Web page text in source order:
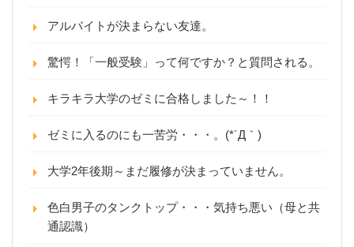
アルバイトが決まらない友達。
驚愕！「一般受験」って何ですか？と質問される。
キラキラ大学のゼミに合格しました～！！
ゼミに入るのにも一苦労・・・。(*´Д｀)
大学2年後期～まだ履修が決まっていません。
色白男子のタンクトップ・・・気持ち悪い（母と共
通認識）